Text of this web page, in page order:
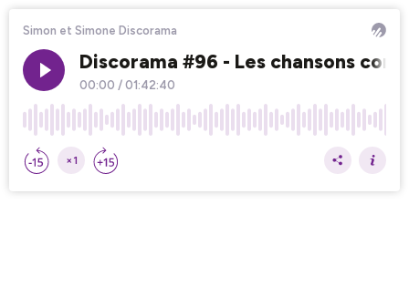
Simon et Simone Discorama
Discorama #96 - Les chansons
00:00 / 01:42:40
×1